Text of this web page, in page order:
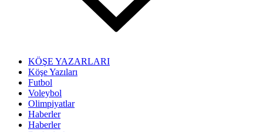
KÖŞE YAZARLARI
Köşe Yazıları
Futbol
Voleybol
Olimpiyatlar
Haberler
Haberler